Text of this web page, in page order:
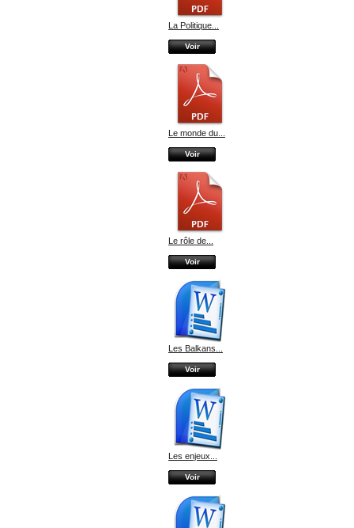
La Politique...
Voir
Le monde du...
Voir
Le rôle de...
Voir
Les Balkans...
Voir
Les enjeux...
Voir